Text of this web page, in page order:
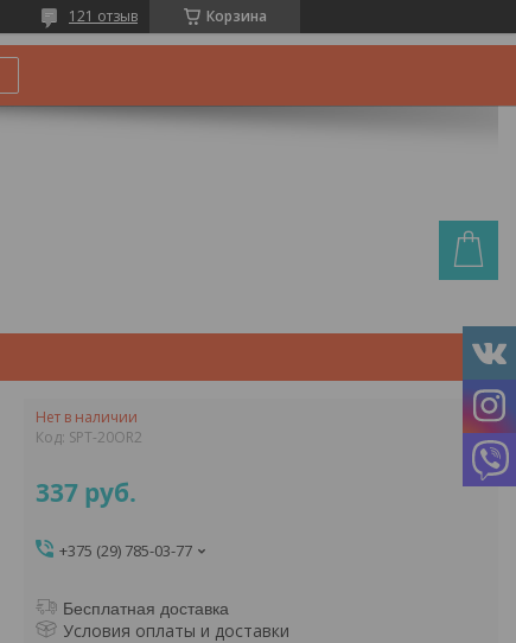
Корзина
121 отзыв
Нет в наличии
Код: SPT-20OR2
337 руб.
+375 (29) 785-03-77
Бесплатная доставка
Условия оплаты и доставки